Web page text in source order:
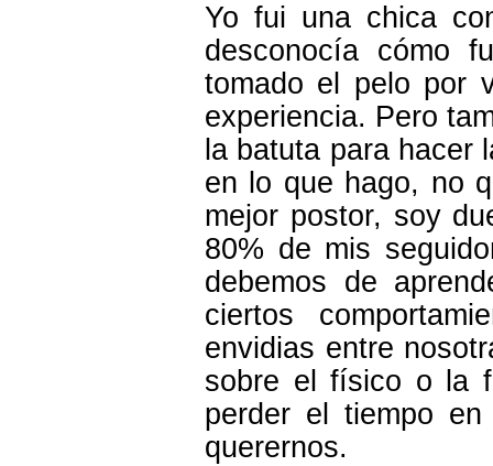
Yo fui una chica
desconocía cómo
tomado el pelo por
experiencia. Pero
la batuta para hacer
en lo que hago, no
mejor postor, soy
80% de mis
debemos de
ciertos
envidias entre
sobre el físico o la
perder el tiempo
querernos.